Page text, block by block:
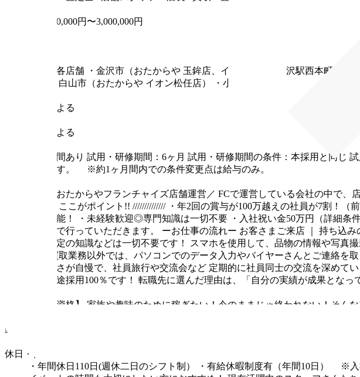
月給260,000円〜3,000,000円
石川の各店舗
・金沢市（おたからや 玉鉾店、イオンタウン金沢駅西本町店
・白山市（おたからや イオン松任店） ・小松市（おたからや イオンモー
店舗による
店舗による
試用期間あり 試用・研修期間：6ヶ月 試用・研修期間の条件：本採用と同じ
なります。
※約1ヶ月間内での条件変更点は給与のみ。
＼全国おたからやフランチャイズ店舗運営／ FCで運営している会社の中で、
//////////// ここがポイント!! //////////////
・年2回の賞与が100万越えの社員が7割！（前
入も可能！
・未経験歓迎◎専門知識は一切不要 ・入社祝い金50万円（詳細条
メインで行っていただきます。
ーお仕事の流れー お客さまご来店 持ち込み
物や査定の知識などは一切不要です！
スマホを使用して、品物の情報や写真撮
買取業務以外では、パソコンでのデータ入力やバイヤーさんとご連絡を
仲の良さが自慢で、社員旅行や交流会など 定期的に社員同士の交流を深めてい
で、中途採用100％です！
転職先に選んだ理由は、「自分の実績が成果となっ
【応募資格】
家族や趣味のために稼ぎたい！今のままじゃ終われない！そんな
勤務時間・休憩時間
休日・休暇
・年間休日110日(週休二日のシフト制）
・有給休暇制度有（年間10日） ※入